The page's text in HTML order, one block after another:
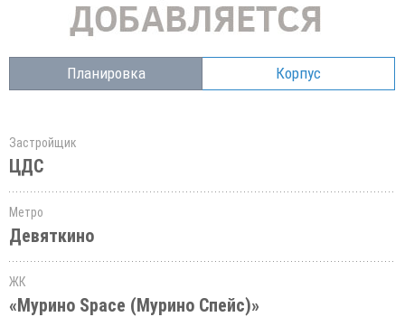
Планировка Корпус
Застройщик
ЦДС
Метро
Девяткино
ЖК
«Мурино Space (Мурино Спейс)»